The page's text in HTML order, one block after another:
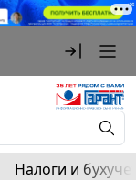
Налоги и